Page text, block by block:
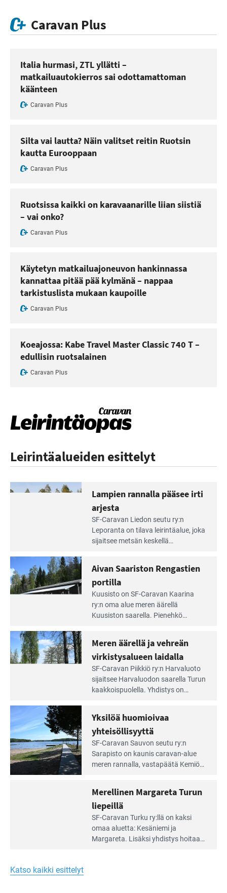
Caravan Plus
Italia hurmasi, ZTL yllätti –
matkailuautokierros sai odottamattoman
käänteen
Caravan Plus
Silta vai lautta? Näin valitset reitin Ruotsin
kautta Eurooppaan
Caravan Plus
Ruotsissa kaikki on karavaanarille liian siistiä
– vai onko?
Caravan Plus
Käytetyn matkailuajoneuvon hankinnassa
kannattaa pitää pää kylmänä – nappaa
tarkistuslista mukaan kaupoille
Caravan Plus
Koeajossa: Kabe Travel Master Classic 740 T –
edullisin ruotsalainen
Caravan Plus
Leirintäalueiden esittelyt
rannalla
pääsee
irti
arjesta
Lampien rannalla pääsee irti
arjesta
SF-Caravan Liedon seutu ry:n
Leporanta on tilava leirintäalue, joka
sijaitsee metsän kes­kellä
tarjoaa ympäris­töineen kauniit
maisemat ja loistavat virkistäytymis­
mahdollisuudet.
Lue
Saariston
Rengastien
portilla
Aivan Saariston Rengastien
portilla
Kuusisto on SF-Caravan Kaarina
ry:n oma alue meren äärellä
Kuusiston saarella. Pie­nehkö
äärellä
ja
vehreän
virkistysalueen
laidalla
Meren äärellä ja vehreän
virkistysalueen laidalla
SF-Caravan Piikkiö ry:n Harvaluoto
sijait­see Harvaluodon saarella Turun
kaakkois­puolella. Yhdistys on
virkistysalueesta.
Lue
Leirintäoppaan
artikkeli:
Yksilöä
Yksilöä huomioivaa
yhteisöllisyyttä
SF-Caravan Sauvon seutu ry:n
Sarapisto on kaunis caravan-alue
meren rannalla, vasta­päätä Kemiön
kymmenen paikkaa ilman sähköä.
Turun
liepeillä
Merellinen Margareta Turun
liepeillä
SF-Caravan Turku ry:llä on kaksi
omaa aluet­ta: Kesäniemi ja
Margareta. Lisäksi yhdis­tys hoitaa
Katso kaikki esittelyt